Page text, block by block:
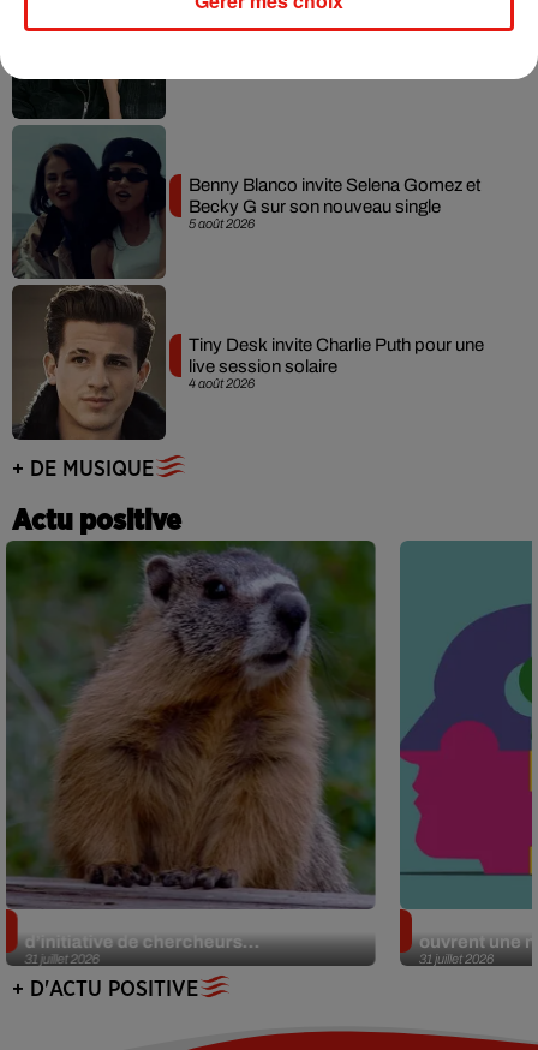
Angèle et Amélie Lens dévoilent leur
5 août 2026
Benny Blanco invite Selena Gomez et
Becky G sur son nouveau single
4 août 2026
Tiny Desk invite Charlie Puth pour une
live session solaire
+ DE MUSIQUE
Actu positive
31 juillet 2026
d’initiative de chercheurs...
31 juillet 2026
ouvrent une
+ D'ACTU POSITIVE